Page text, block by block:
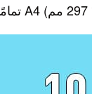
تمامًا لـ A4